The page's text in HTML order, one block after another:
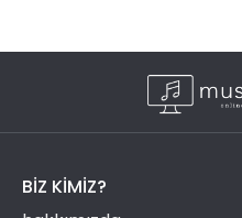
BIZ KIMIZ?